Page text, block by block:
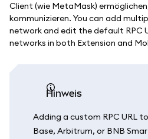
Client (wie MetaMask)
kommunizieren. You can add
network and edit the default RPC
networks in both Extension and
Hinweis
Adding a custom RPC URL
Base, Arbitrum, or BNB